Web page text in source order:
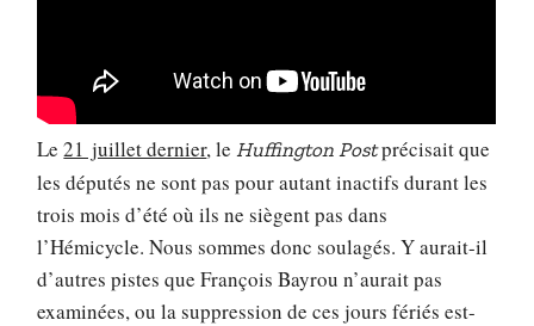
Le21 juillet dernier, leHuffington Postprécisait que
les députés ne sont pas pour autant inactifs durant les
trois mois d’été où ils ne siègent pas dans
l’Hémicycle. Nous sommes donc soulagés. Y aurait-il
d’autres pistes que François Bayrou n’aurait pas
examinées, ou la suppression de ces jours fériés est-